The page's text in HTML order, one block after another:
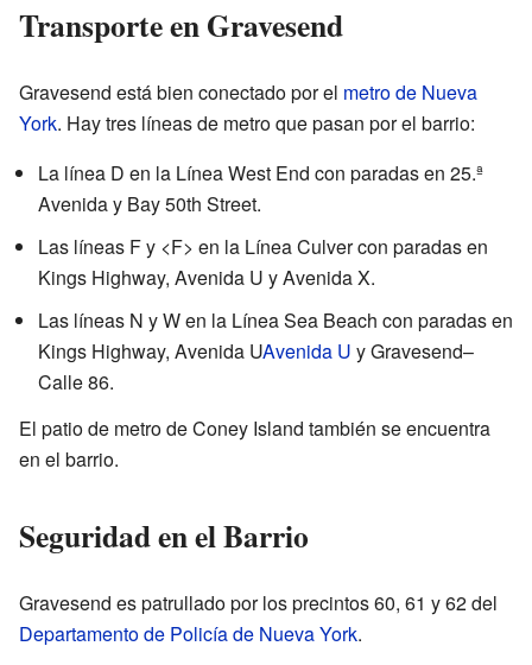
Transporte en Gravesend
Gravesend está bien conectado por el metro de Nueva
York. Hay tres líneas de metro que pasan por el barrio:
La línea D en la Línea West End con paradas en 25.ª
Avenida y Bay 50th Street.
Las líneas F y <F> en la Línea Culver con paradas en
Kings Highway, Avenida U y Avenida X.
Las líneas N y W en la Línea Sea Beach con paradas en
Kings Highway, Avenida UAvenida U y Gravesend–
Calle 86.
El patio de metro de Coney Island también se encuentra
en el barrio.
Seguridad en el Barrio
Gravesend es patrullado por los precintos 60, 61 y 62 del
Departamento de Policía de Nueva York.